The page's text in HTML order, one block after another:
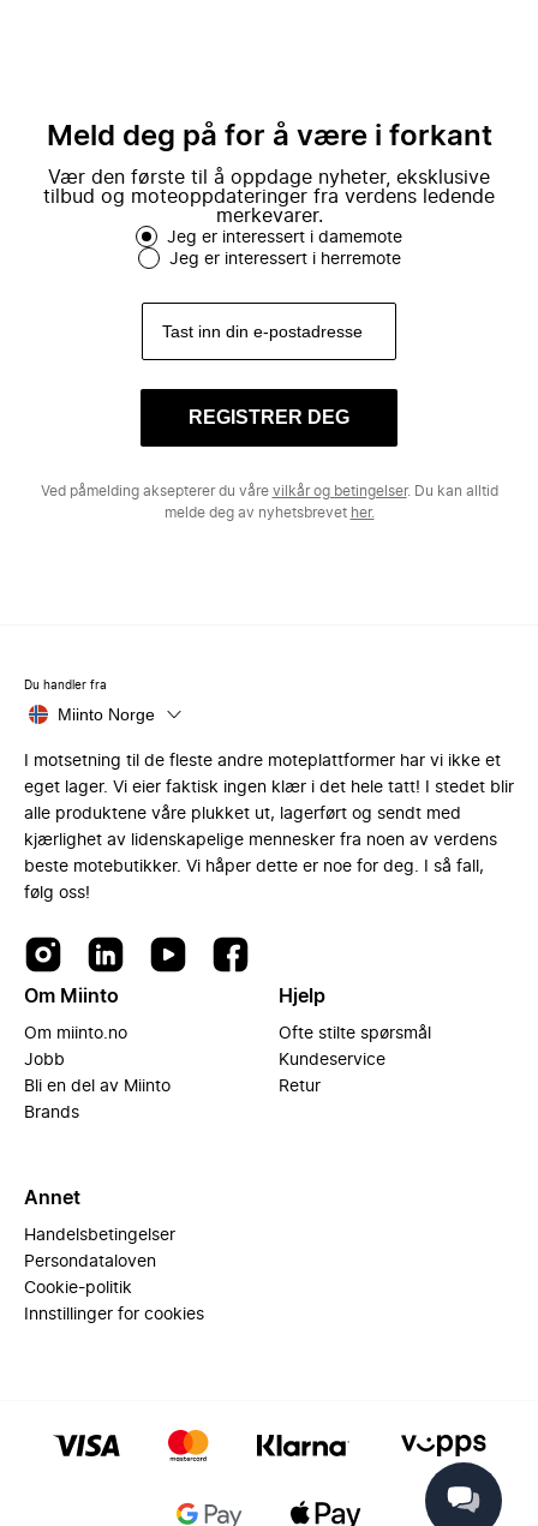
Meld deg på for å være i forkant
Vær den første til å oppdage nyheter, eksklusive
tilbud og moteoppdateringer fra verdens ledende
merkevarer.
Jeg er interessert i damemote
Jeg er interessert i herremote
REGISTRER DEG
Ved påmelding aksepterer du våre vilkår og betingelser. Du kan alltid
melde deg av nyhetsbrevet her.
Du handler fra
Miinto Norge
I motsetning til de fleste andre moteplattformer har vi ikke et
eget lager. Vi eier faktisk ingen klær i det hele tatt! I stedet blir
alle produktene våre plukket ut, lagerført og sendt med
kjærlighet av lidenskapelige mennesker fra noen av verdens
beste motebutikker. Vi håper dette er noe for deg. I så fall,
følg oss!
Om Miinto
Om miinto.no
Jobb
Bli en del av Miinto
Brands
Hjelp
Ofte stilte spørsmål
Kundeservice
Retur
Annet
Handelsbetingelser
Persondataloven
Cookie-politik
Innstillinger for cookies